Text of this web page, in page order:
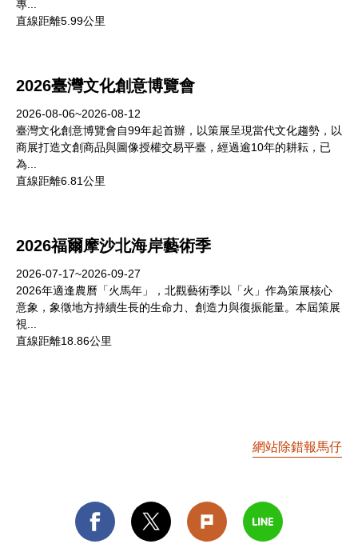
專...
直線距離5.99公里
2026臺灣文化創意博覽會
2026-08-06~2026-08-12
臺灣文化創意博覽會自99年起首辦，以策展呈現當代文化趨勢，以
商展打造文創商品與圖像授權交易平臺，經過逾10年的耕耘，已
為...
直線距離6.81公里
2026福爾摩沙北海岸藝術季
2026-07-17~2026-09-27
2026年適逢農曆「火馬年」，北觀藝術季以「火」作為策展核心
意象，象徵地方持續生長的生命力、創造力與復振能量。本屆策展
視...
直線距離18.86公里
網站除錯報馬仔